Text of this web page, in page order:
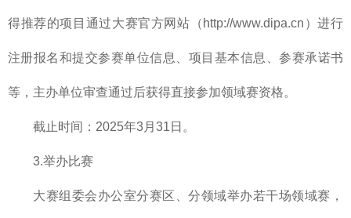
得推荐的项目通过大赛官方网站（http://www.dipa.cn）进行
注册报名和提交参赛单位信息、项目基本信息、参赛承诺书
等，主办单位审查通过后获得直接参加领域赛资格。
截止时间：2025年3月31日。
3.举办比赛
大赛组委会办公室分赛区、分领域举办若干场领域赛，